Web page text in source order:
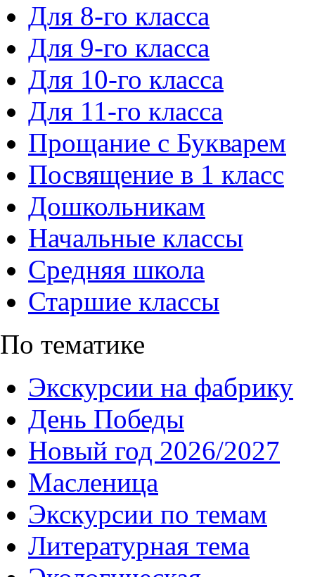
Для 8-го класса
Для 9-го класса
Для 10-го класса
Для 11-го класса
Прощание с Букварем
Посвящение в 1 класс
Дошкольникам
Начальные классы
Средняя школа
Старшие классы
По тематике
Экскурсии на фабрику
День Победы
Новый год 2026/2027
Масленица
Экскурсии по темам
Литературная тема